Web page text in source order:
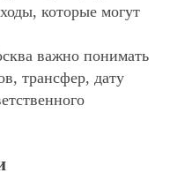
которые могут
важно понимать
трансфер, дату